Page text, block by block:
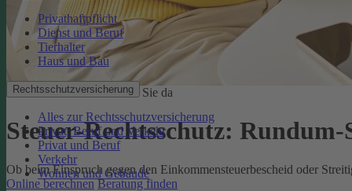
Privathaftpflicht
Dienst und Beruf
Tierhalter
Haus und Bau
Rechtsschutzversicherung
Alles zur Rechtsschutzversicherung
Privat, Beruf und Verkehr
Privat und Beruf
Verkehr
Wohnen und Gebäude
Im Steuerrecht sind wir für Sie da
Steuer-Rechtsschutz:
Ob beim Einspruch gegen den Einkommensteuerbescheid oder
Online berechnen Beratung finden